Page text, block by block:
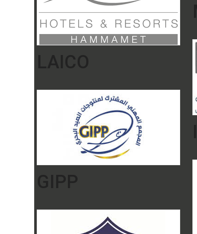
LAICO
GIPP